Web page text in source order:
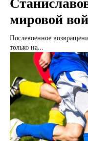
мировой
Послевоенное
только на...